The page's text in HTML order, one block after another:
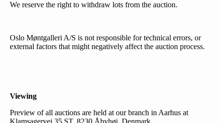
We reserve the right to withdraw lots from the auction.
Oslo Møntgalleri A/S is not responsible for technical errors, or
external factors that might negatively affect the auction process.
Viewing
Preview of all auctions are held at our branch in Aarhus at
Klamsagervej 35 ST, 8230 Åbyhøj, Denmark.